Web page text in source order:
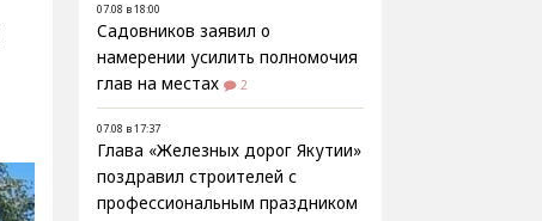
07.08 в 18:00
Садовников заявил о
намерении усилить полномочия
глав на местах
2
07.08 в 17:37
Глава «Железных дорог Якутии»
поздравил строителей с
профессиональным праздником